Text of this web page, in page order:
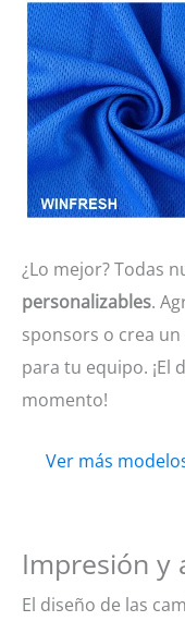
¿Lo mejor? Todas
personalizables.
sponsors o crea
para tu equipo. ¡El
momento!
Ver más
Impresión y
El diseño de las